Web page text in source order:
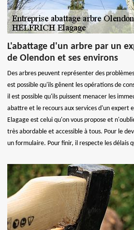
L'abattage d'un arbre par un
de Olendon et ses environs
Des arbres peuvent représenter des
est possible qu'ils gênent les opérations de
il est possible qu'ils puissent menacer les
abattre et le recours aux services d'un expert
Elagage est celui qu'on vous propose et
très abordable et accessible à tous. Pour le
un formulaire. Pour finir, il respecte les délais